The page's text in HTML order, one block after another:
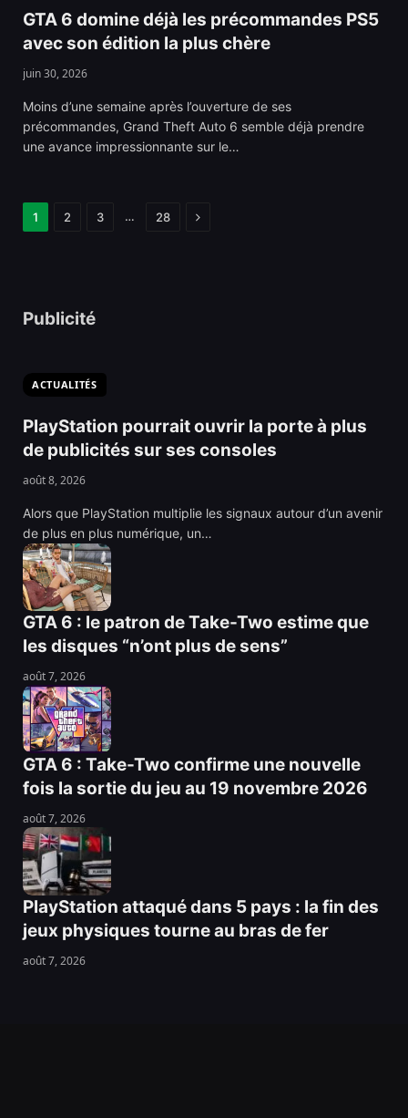
GTA 6 domine déjà les précommandes PS5
avec son édition la plus chère
juin 30, 2026
Moins d’une semaine après l’ouverture de ses
précommandes, Grand Theft Auto 6 semble déjà prendre
une avance impressionnante sur le…
1 2 3 … 28 Next
Publicité
ACTUALITÉS
PlayStation pourrait ouvrir la porte à plus
de publicités sur ses consoles
août 8, 2026
Alors que PlayStation multiplie les signaux autour d’un avenir
de plus en plus numérique, un…
GTA 6 : le patron de Take-Two estime que
les disques “n’ont plus de sens”
août 7, 2026
GTA 6 : Take-Two confirme une nouvelle
fois la sortie du jeu au 19 novembre 2026
août 7, 2026
PlayStation attaqué dans 5 pays : la fin des
jeux physiques tourne au bras de fer
août 7, 2026